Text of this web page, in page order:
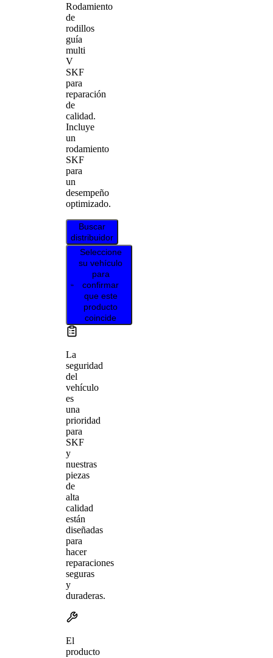
Rodamiento
de
rodillos
guía
multi
V
SKF
para
reparación
de
calidad.
Incluye
un
rodamiento
SKF
para
un
desempeño
optimizado.
Buscar
distribuidor
Seleccione
su vehículo
para
confirmar
que este
producto
coincide
La
seguridad
del
vehículo
es
una
prioridad
para
SKF
y
nuestras
piezas
de
alta
calidad
están
diseñadas
para
hacer
reparaciones
seguras
y
duraderas.
El
producto